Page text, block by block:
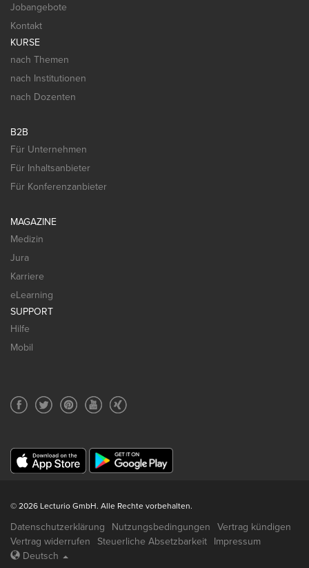
Jobangebote
Kontakt
KURSE
nach Themen
nach Institutionen
nach Dozenten
B2B
Für Unternehmen
Für Inhaltsanbieter
Für Konferenzanbieter
MAGAZINE
Medizin
Jura
Karriere
eLearning
SUPPORT
Hilfe
Mobil
© 2026 Lecturio GmbH. Alle Rechte vorbehalten.
Datenschutzerklärung Nutzungsbedingungen
Vertrag kündigen
Vertrag widerrufen
Steuerliche Absetzbarkeit
Impressum
Deutsch